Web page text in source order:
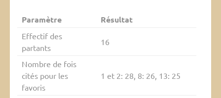
Paramètre Résultat
Effectif des
partants
16
Nombre de fois
cités pour les
favoris
1 et 2: 28, 8: 26, 13: 25